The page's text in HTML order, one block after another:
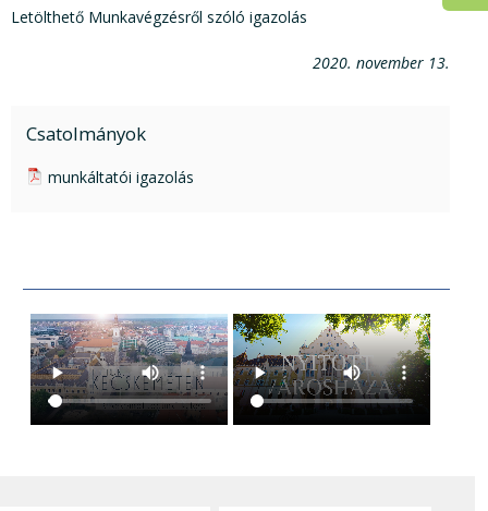
Letölthető Munkavégzésről szóló igazolás
2020. november 13.
Csatolmányok
pdf csatolmány:
munkáltatói igazolás